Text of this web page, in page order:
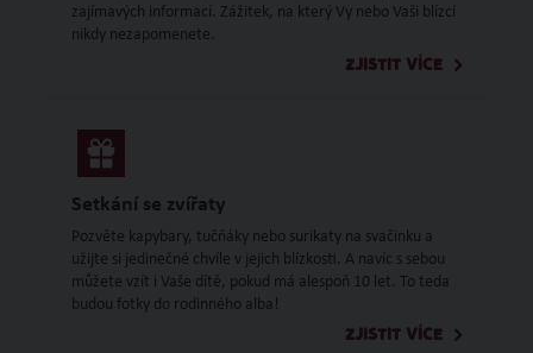
zajímavých informací. Zážitek, na který Vy nebo Vaši blízcí
nikdy nezapomenete.
ZJISTIT VÍCE
Setkání se zvířaty
Pozvěte kapybary, tučňáky nebo surikaty na svačinku a
užijte si jedinečné chvíle v jejich blízkosti. A navíc s sebou
můžete vzít i Vaše dítě, pokud má alespoň 10 let. To teda
budou fotky do rodinného alba!
ZJISTIT VÍCE